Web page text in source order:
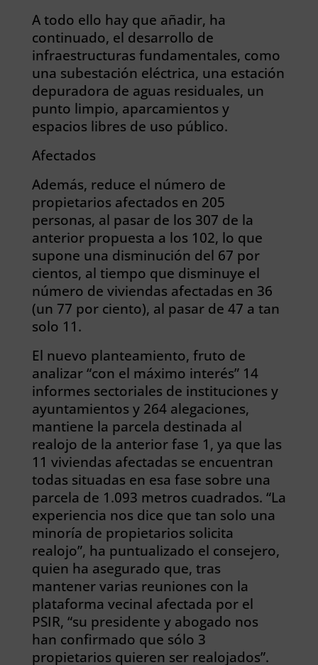
A todo ello hay que añadir, ha
continuado, el desarrollo de
infraestructuras fundamentales, como
una subestación eléctrica, una estación
depuradora de aguas residuales, un
punto limpio, aparcamientos y
espacios libres de uso público.
Afectados
Además, reduce el número de
propietarios afectados en 205
personas, al pasar de los 307 de la
anterior propuesta a los 102, lo que
supone una disminución del 67 por
cientos, al tiempo que disminuye el
número de viviendas afectadas en 36
(un 77 por ciento), al pasar de 47 a tan
solo 11.
El nuevo planteamiento, fruto de
analizar “con el máximo interés” 14
informes sectoriales de instituciones y
ayuntamientos y 264 alegaciones,
mantiene la parcela destinada al
realojo de la anterior fase 1, ya que las
11 viviendas afectadas se encuentran
todas situadas en esa fase sobre una
parcela de 1.093 metros cuadrados. “La
experiencia nos dice que tan solo una
minoría de propietarios solicita
realojo”, ha puntualizado el consejero,
quien ha asegurado que, tras
mantener varias reuniones con la
plataforma vecinal afectada por el
PSIR, “su presidente y abogado nos
han confirmado que sólo 3
propietarios quieren ser realojados”.